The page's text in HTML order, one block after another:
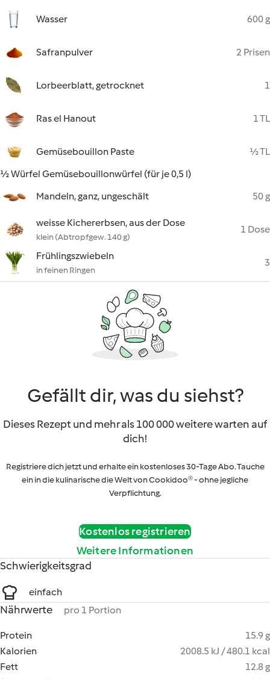
Wasser 600 g
Safranpulver 2 Prisen
Lorbeerblatt, getrocknet 1
Ras el Hanout 1 TL
Gemüsebouillon Paste
½ TL
½ Würfel Gemüsebouillonwürfel (für je 0,5 l)
Mandeln, ganz, ungeschält
50 g
weisse Kichererbsen, aus der Dose
klein (Abtropfgew. 140 g)
1 Dose
Frühlingszwiebeln
in feinen Ringen
3
Gefällt dir, was du siehst?
Dieses Rezept und mehr als 100 000 weitere warten auf
dich!
Registriere dich jetzt und erhalte ein kostenloses 30-Tage Abo. Tauche
ein in die kulinarische die Welt von Cookidoo® - ohne jegliche
Verpflichtung.
Kostenlos registrieren
Weitere Informationen
Schwierigkeitsgrad
einfach
Nährwerte pro 1 Portion
Protein
15.9 g
Kalorien
2008.5 kJ / 480.1 kcal
Fett
12.8 g